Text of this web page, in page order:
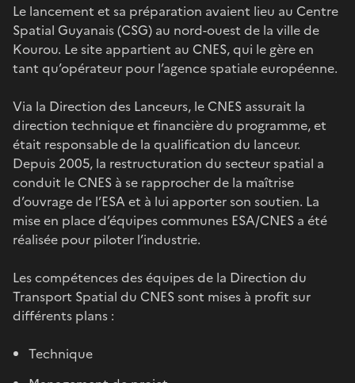
Le lancement et sa préparation avaient lieu au Centre
Spatial Guyanais (CSG) au nord-ouest de la ville de
Kourou. Le site appartient au CNES, qui le gère en
tant qu’opérateur pour l’agence spatiale européenne.
Via la Direction des Lanceurs, le CNES assurait la
direction technique et financière du programme, et
était responsable de la qualification du lanceur.
Depuis 2005, la restructuration du secteur spatial a
conduit le CNES à se rapprocher de la maîtrise
d’ouvrage de l’ESA et à lui apporter son soutien. La
mise en place d’équipes communes ESA/CNES a été
réalisée pour piloter l’industrie.
Les compétences des équipes de la Direction du
Transport Spatial du CNES sont mises à profit sur
différents plans :
Technique